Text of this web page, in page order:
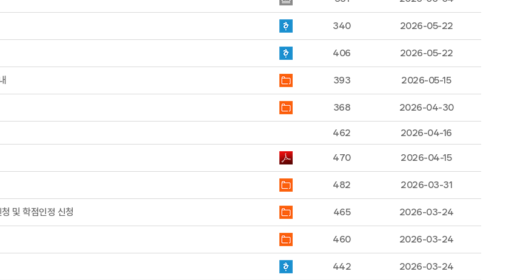
340 2026-05-22
406 2026-05-22
393 2026-05-15
368 2026-04-30
462 2026-04-16
470 2026-04-15
482 2026-03-31
및 학점인정 신청 465 2026-03-24
460 2026-03-24
442 2026-03-24